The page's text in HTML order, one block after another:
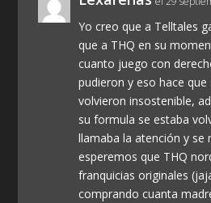
Yo creo que a Telltales
que a THQ en su
cuanto juego con
pudieron y eso hace
volvieron insostenible,
su formula se estaba
llamaba la atención y se
esperemos que THQ
franquicias originales
comprando cuanta